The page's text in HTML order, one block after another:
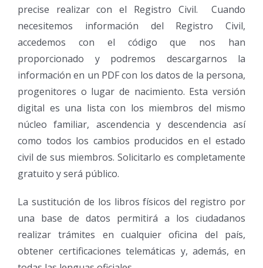
precise realizar con el Registro Civil. Cuando
necesitemos información del Registro Civil,
accedemos con el código que nos han
proporcionado y podremos descargarnos la
información en un PDF con los datos de la persona,
progenitores o lugar de nacimiento. Esta versión
digital es una lista con los miembros del mismo
núcleo familiar, ascendencia y descendencia así
como todos los cambios producidos en el estado
civil de sus miembros. Solicitarlo es completamente
gratuito y será público.
La sustitución de los libros físicos del registro por
una base de datos permitirá a los ciudadanos
realizar trámites en cualquier oficina del país,
obtener certificaciones telemáticas y, además, en